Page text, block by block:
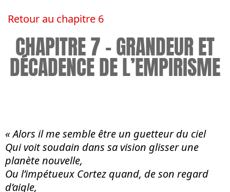
Retour au chapitre 6
CHAPITRE 7 – GRANDEUR ET
DÉCADENCE DE L’EMPIRISME
« Alors il me semble être un guetteur du ciel
Qui voit soudain dans sa vision glisser une
planète nouvelle,
Ou l’impétueux Cortez quand, de son regard
d’aigle,